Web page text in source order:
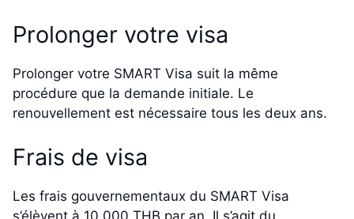
Prolonger votre visa
Prolonger votre SMART Visa suit la même
procédure que la demande initiale. Le
renouvellement est nécessaire tous les deux ans.
Frais de visa
Les frais gouvernementaux du SMART Visa
s’élèvent à 10 000 THB par an. Il s’agit du